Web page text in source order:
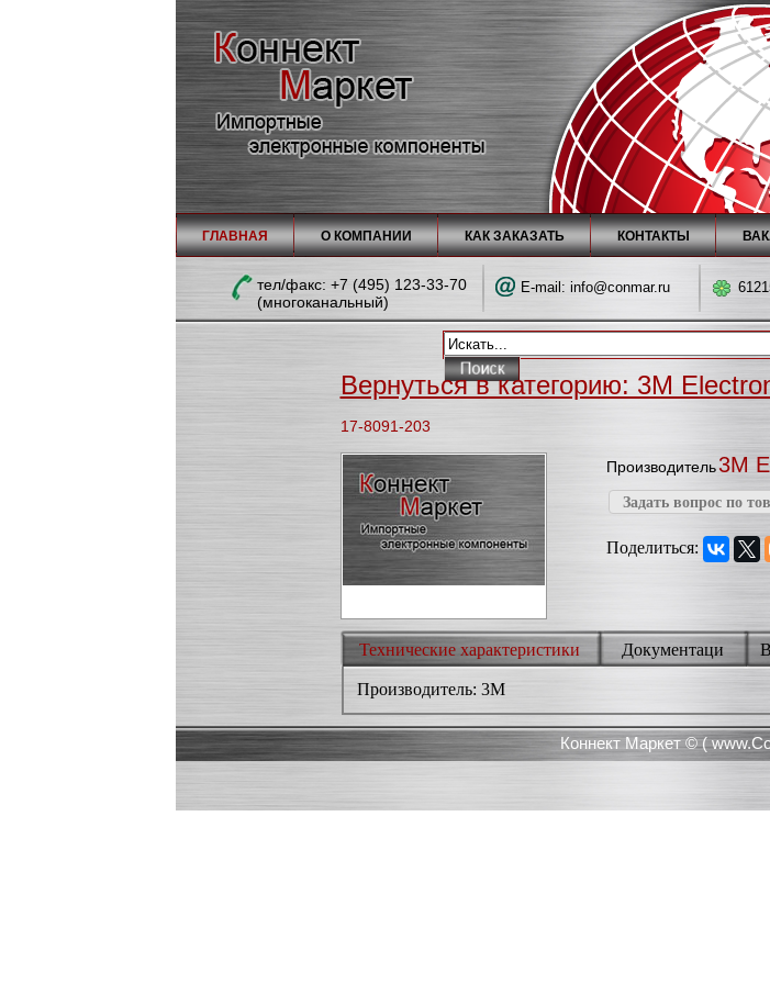
ГЛАВНАЯ О КОМПАНИИ КАК ЗАКАЗАТЬ КОНТАКТЫ
тел/факc: +7 (495) 123-33-70
(многоканальный)
E-mail: info@conmar.ru
Вернуться в категорию: 3M
17-8091-203
Производитель3M
Задать вопрос по
Поделиться:
Технические характеристики Документаци
Производитель: 3M
Коннект Маркет © (